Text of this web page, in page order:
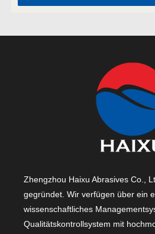
Zhengzhou Haixu Abrasives Co.,
gegründet. Wir verfügen über ein
wissenschaftliches
Qualitätskontrollsystem mit